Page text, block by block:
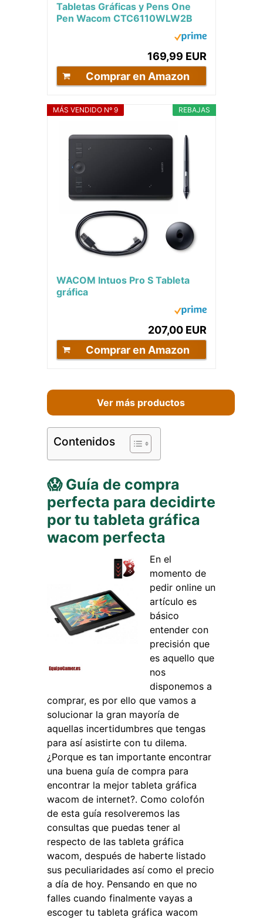
Tabletas Gráficas y Pens One
Pen Wacom CTC6110WLW2B
169,99 EUR
Comprar en Amazon
REBAJAS
MÁS VENDIDO Nº 9
WACOM Intuos Pro S Tableta
gráfica
207,00 EUR
Comprar en Amazon
Ver más productos
Contenidos
😱 Guía de compra
perfecta para decidirte
por tu tableta gráfica
wacom perfecta
En el
momento de
pedir online un
artículo es
básico
entender con
precisión que
es aquello que
nos
disponemos a
comprar, es por ello que vamos a
solucionar la gran mayoría de
aquellas incertidumbres que tengas
para así asistirte con tu dilema.
¿Porque es tan importante encontrar
una buena guía de compra para
encontrar la mejor tableta gráfica
wacom de internet?. Como colofón
de esta guía resolveremos las
consultas que puedas tener al
respecto de las tableta gráfica
wacom, después de haberte listado
sus peculiaridades así como el precio
a día de hoy. Pensando en que no
falles cuando finalmente vayas a
escoger tu tableta gráfica wacom